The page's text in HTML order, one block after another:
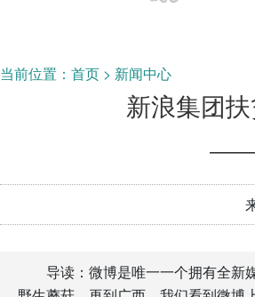
当前位置： 首页 > 新闻中心
新浪集团
导读：微博是唯一一个拥有全新